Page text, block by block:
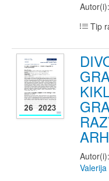
Autor(i):
Tip
Autor(i):